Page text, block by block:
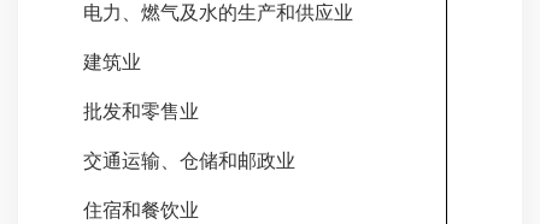
电力、燃气及水的生产和供应业
建筑业
批发和零售业
交通运输、仓储和邮政业
住宿和餐饮业